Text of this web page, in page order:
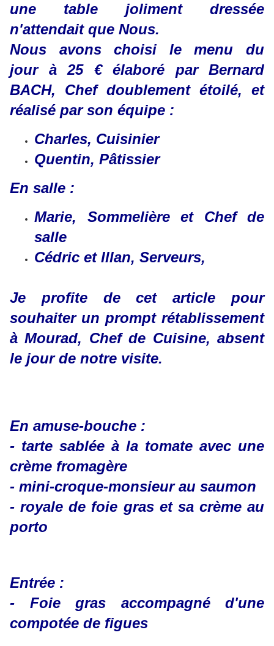
une table joliment dressée
n'attendait que Nous.
Nous avons choisi le menu du
jour à 25 € élaboré par Bernard
BACH, Chef doublement étoilé, et
réalisé par son équipe :
Charles, Cuisinier
Quentin, Pâtissier
En salle :
Marie, Sommelière et Chef de
salle
Cédric et Illan, Serveurs,
Je profite de cet article pour
souhaiter un prompt rétablissement
à Mourad, Chef de Cuisine, absent
le jour de notre visite.
En amuse-bouche :
- tarte sablée à la tomate avec une
crème fromagère
- mini-croque-monsieur au saumon
- royale de foie gras et sa crème au
porto
Entrée :
- Foie gras accompagné d'une
compotée de figues